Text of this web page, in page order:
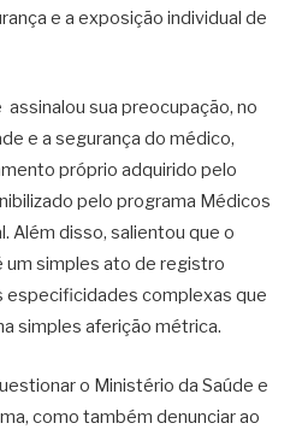
e a exposição individual de
sua preocupação, no
e a segurança do médico,
próprio adquirido pelo
pelo programa Médicos
Além disso, salientou que o
um simples ato de registro
especificidades complexas que
simples aferição métrica.
o Ministério da Saúde e
como também denunciar ao